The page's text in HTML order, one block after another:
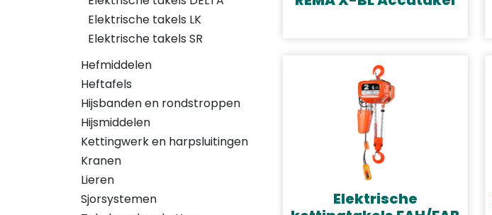
Elektrische takels LK
Elektrische takels SR
Hefmiddelen
Heftafels
Hijsbanden en rondstroppen
Hijsmiddelen
Kettingwerk en harpsluitingen
Kranen
Lieren
Sjorsystemen
Elektrische